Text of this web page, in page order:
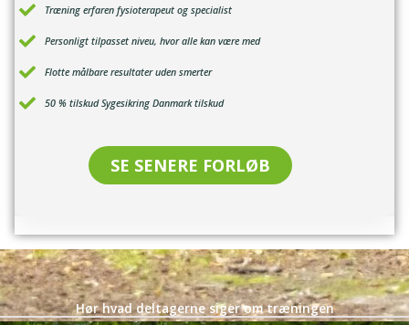
Træning erfaren fysioterapeut og specialist
Personligt tilpasset niveu, hvor alle kan være med
Flotte målbare resultater uden smerter
50 % tilskud Sygesikring Danmark tilskud
SE SENERE FORLØB
Hør hvad deltagerne siger om træningen